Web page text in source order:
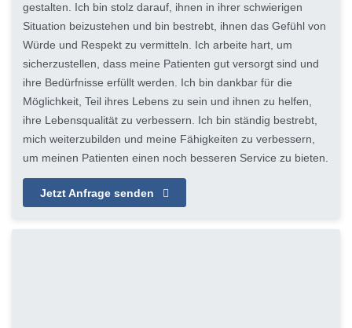
gestalten. Ich bin stolz darauf, ihnen in ihrer schwierigen
Situation beizustehen und bin bestrebt, ihnen das Gefühl von
Würde und Respekt zu vermitteln. Ich arbeite hart, um
sicherzustellen, dass meine Patienten gut versorgt sind und
ihre Bedürfnisse erfüllt werden. Ich bin dankbar für die
Möglichkeit, Teil ihres Lebens zu sein und ihnen zu helfen,
ihre Lebensqualität zu verbessern. Ich bin ständig bestrebt,
mich weiterzubilden und meine Fähigkeiten zu verbessern,
um meinen Patienten einen noch besseren Service zu bieten.
Jetzt Anfrage senden